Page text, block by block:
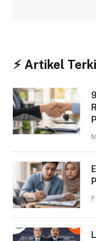
⚡︎ Artikel